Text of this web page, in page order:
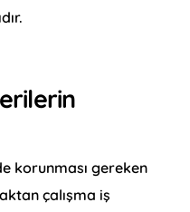
korunması gereken
çalışma iş